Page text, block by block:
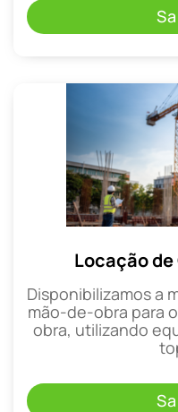
Locação
Disponibilizamos a
mão-de-obra para
obra, utilizando